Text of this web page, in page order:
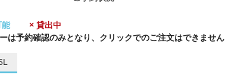
能
× 貸出中
は予約確認のみとなり、クリックでのご注文はできません